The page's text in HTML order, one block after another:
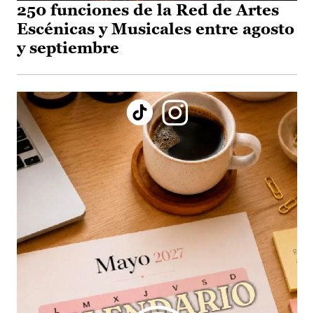
250 funciones de la Red de Artes
Escénicas y Musicales entre agosto
y septiembre